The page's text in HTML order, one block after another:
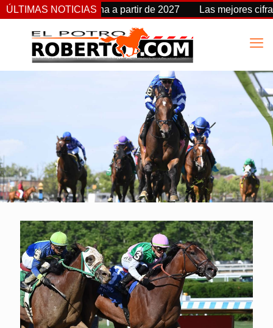
ÚLTIMAS NOTICIAS
cambia de fecha a partir de 2027 Las mejores cifras